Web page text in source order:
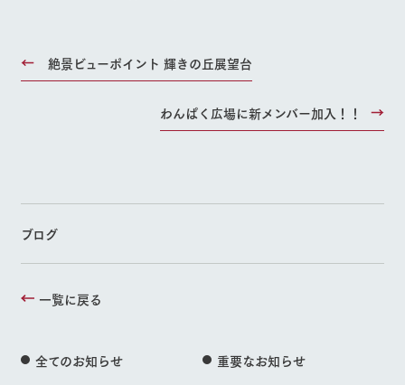
絶景ビューポイント 輝きの丘展望台
わんぱく広場に新メンバー加入！！
ブログ
一覧に戻る
全てのお知らせ
重要なお知らせ